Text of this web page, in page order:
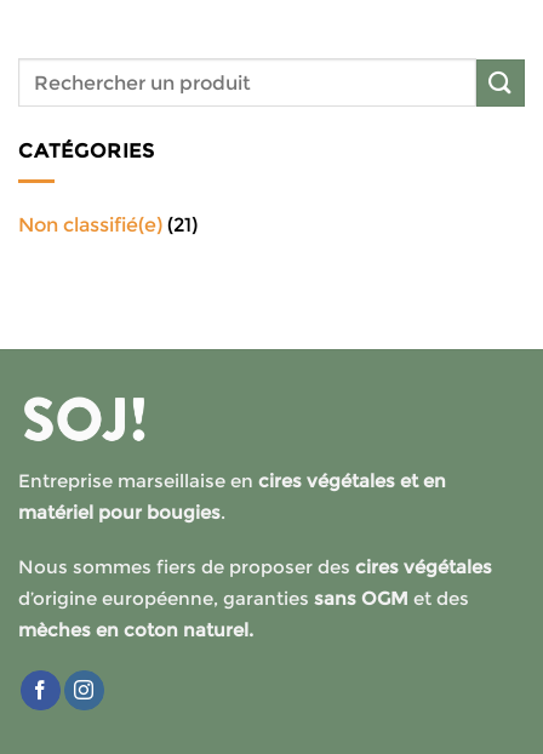
CATÉGORIES
Non classifié(e) (21)
Entreprise marseillaise en cires végétales et en
matériel pour bougies.
Nous sommes fiers de proposer des cires végétales
d’origine européenne, garanties sans OGM et des
mèches en coton naturel.